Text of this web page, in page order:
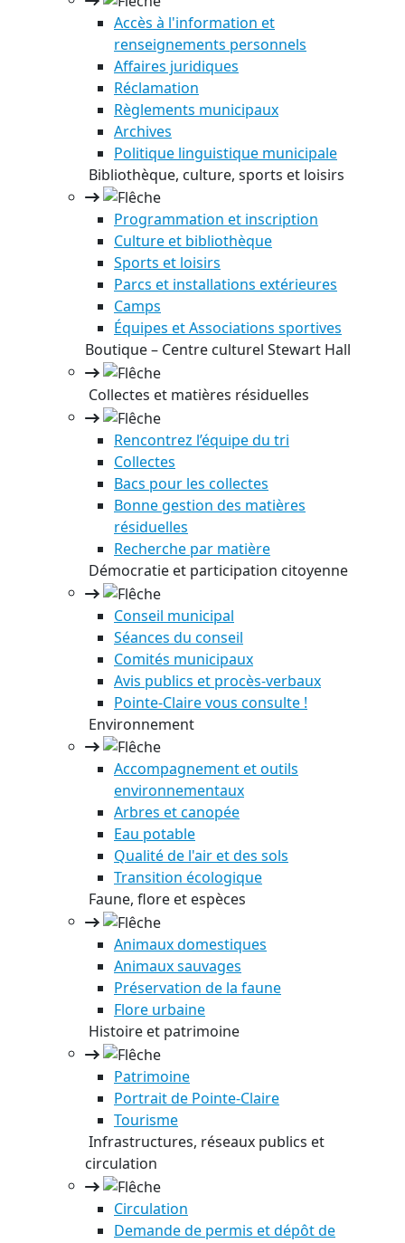
Accès à l'information et
renseignements personnels
Affaires juridiques
Réclamation
Règlements municipaux
Archives
Politique linguistique municipale
Bibliothèque, culture, sports et loisirs
Programmation et inscription
Culture et bibliothèque
Sports et loisirs
Parcs et installations extérieures
Camps
Équipes et Associations sportives
Boutique – Centre culturel Stewart Hall
Collectes et matières résiduelles
Rencontrez l’équipe du tri
Collectes
Bacs pour les collectes
Bonne gestion des matières
résiduelles
Recherche par matière
Démocratie et participation citoyenne
Conseil municipal
Séances du conseil
Comités municipaux
Avis publics et procès-verbaux
Pointe-Claire vous consulte !
Environnement
Accompagnement et outils
environnementaux
Arbres et canopée
Eau potable
Qualité de l'air et des sols
Transition écologique
Faune, flore et espèces
Animaux domestiques
Animaux sauvages
Préservation de la faune
Flore urbaine
Histoire et patrimoine
Patrimoine
Portrait de Pointe-Claire
Tourisme
Infrastructures, réseaux publics et
circulation
Circulation
Demande de permis et dépôt de